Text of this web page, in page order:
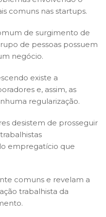
comuns nas startups.
de surgimento de
de pessoas possuem
negócio.
existe a
e, assim, as
regularização.
desistem de prosseguir
empregatício que
comuns e revelam a
trabalhista da